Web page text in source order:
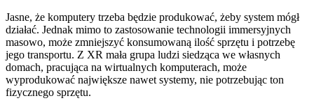
Jasne, że komputery trzeba będzie produkować, żeby system mógł
działać. Jednak mimo to zastosowanie technologii immersyjnych
masowo, może zmniejszyć konsumowaną ilość sprzętu i potrzebę
jego transportu. Z XR mała grupa ludzi siedząca we własnych
domach, pracująca na wirtualnych komputerach, może
wyprodukować największe nawet systemy, nie potrzebując ton
fizycznego sprzętu.